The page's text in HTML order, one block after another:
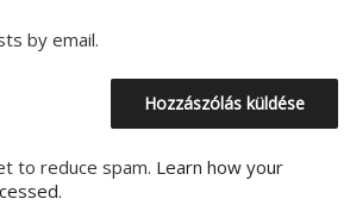
by email.
to reduce spam. Learn how your